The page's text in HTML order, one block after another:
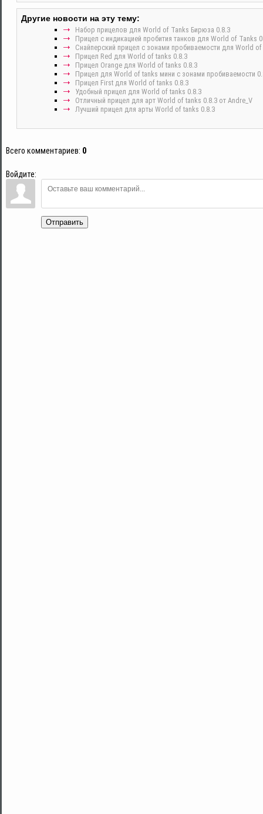
Другие новости на эту тему:
Набор прицелов для World of Tanks Бирюза 0.8.3
Прицел с индикацией пробития танков для World of Tanks
Снайперский прицел с зонами пробиваемости для World of
Прицел Red для World of tanks 0.8.3
Прицел Orange для World of tanks 0.8.3
Прицел для World of tanks мини с зонами пробиваемости
Прицел First для World of tanks 0.8.3
Удобный прицел для World of tanks 0.8.3
Отличный прицел для арт World of tanks 0.8.3 от Andre_V
Лучший прицел для арты World of tanks 0.8.3
Всего комментариев: 0
Войдите:
Отправить